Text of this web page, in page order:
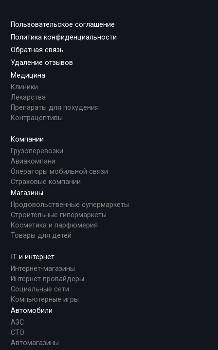
Пользовательское соглашение
Политика конфиденциальности
Обратная связь
Удаление отзывов
Медицина
Клиники
Лекарства
Препараты для похудения
Контрацептивы
Компании
Грузоперевозки
Авиакомпани
Операторы мобильной связи
Страховые компании
Магазины
Продовольственные супермаркеты
Строительные гипермаркеты
Косметика и парфюмерия
Товары для детей
IT и интернет
Интернет-магазины
Интернет провайдеры
Социальные сети
Компьютерные игры
Автомобили
АЗС
СТО
Автомагазины